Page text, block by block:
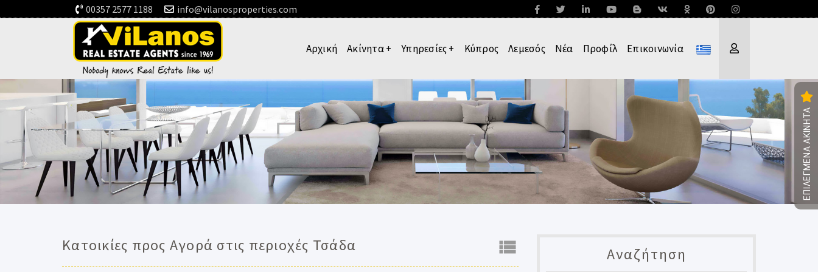
00357 2577 1188 info@vilanosproperties.com
Αρχική Ακίνητα+ Υπηρεσίες+ Κύπρος Λεμεσός Νέα Προφίλ Επικοινωνία
ΕΠΙΛΕΓΜΕΝΑ ΑΚΙΝΗΤΑ
Κατοικίες προς Αγορά στις περιοχές Τσάδα  Αναζήτηση